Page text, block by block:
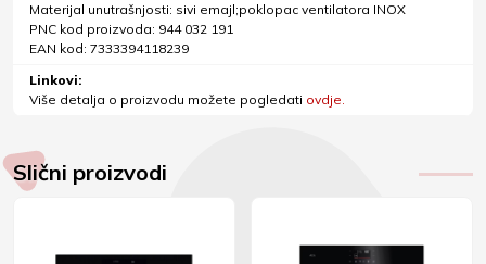
Materijal unutrašnjosti: sivi emajl;poklopac ventilatora INOX
PNC kod proizvoda: 944 032 191
EAN kod: 7333394118239
Linkovi:
Više detalja o proizvodu možete pogledati ovdje.
Slični proizvodi